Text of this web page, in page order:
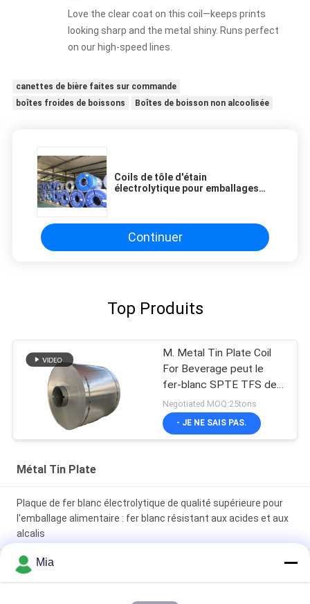
Love the clear coat on this coil—keeps prints
looking sharp and the metal shiny. Runs perfect
on our high-speed lines.
canettes de bière faites sur commande
boîtes froides de boissons
Boîtes de boisson non alcoolisée
Coils de tôle d'étain
électrolytique pour emballages
Continuer
Top Produits
M. Metal Tin Plate Coil
For Beverage peut le
fer-blanc SPTE TFS de
TS275 TS290 0.23mm
Negotiated MOQ:25tons
- JE NE SAIS PAS.
Métal Tin Plate
Plaque de fer blanc électrolytique de qualité supérieure pour
l'emballage alimentaire : fer blanc résistant aux acides et aux
alcalis
le fruit de boisson de Tin Plate Coils For Metal en métal de
0.20mm peut le fer-blanc TFS SPTE
Mia